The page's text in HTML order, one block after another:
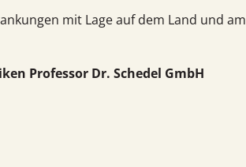
mit Lage auf dem Land und am
Professor Dr. Schedel GmbH